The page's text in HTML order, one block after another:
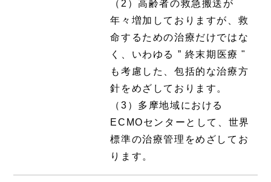
（2）高齢者の救急搬送が
年々増加しておりますが、救
命するための治療だけではな
く、いわゆる ” 終末期医療 "
も考慮した、包括的な治療方
針をめざしております。
（3）多摩地域における
ECMOセンターとして、世界
標準の治療管理をめざしてお
ります。